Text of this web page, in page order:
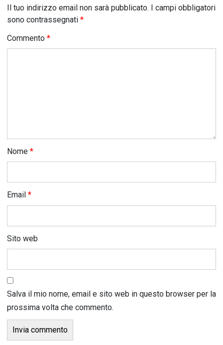
Il tuo indirizzo email non sarà pubblicato. I campi obbligatori
sono contrassegnati *
Commento *
Nome *
Email *
Sito web
Salva il mio nome, email e sito web in questo browser per la
prossima volta che commento.